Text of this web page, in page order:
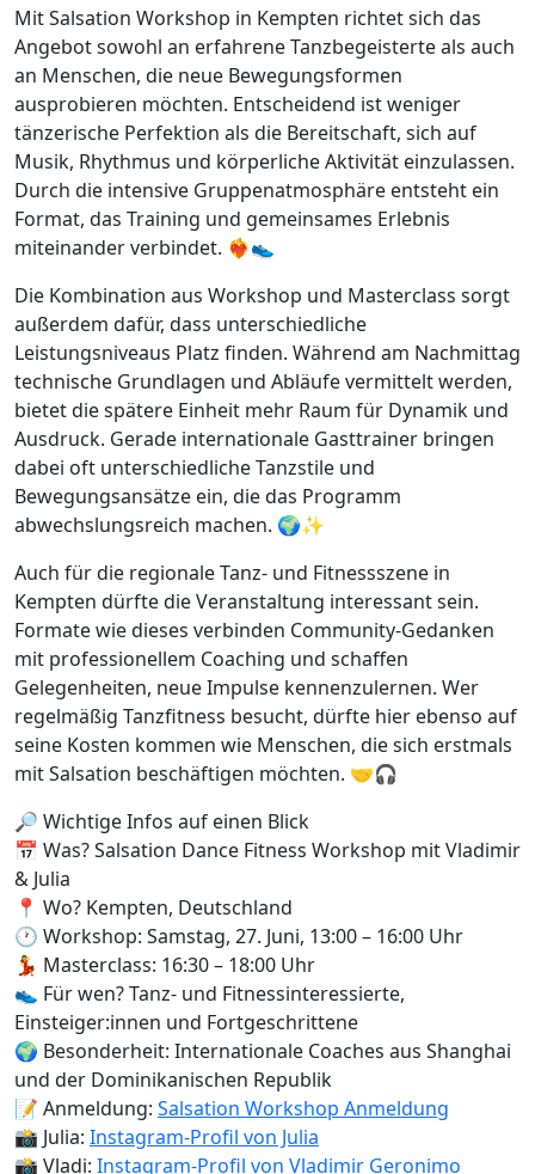
Mit Salsation Workshop in Kempten richtet sich das
Angebot sowohl an erfahrene Tanzbegeisterte als auch
an Menschen, die neue Bewegungsformen
ausprobieren möchten. Entscheidend ist weniger
tänzerische Perfektion als die Bereitschaft, sich auf
Musik, Rhythmus und körperliche Aktivität einzulassen.
Durch die intensive Gruppenatmosphäre entsteht ein
Format, das Training und gemeinsames Erlebnis
miteinander verbindet. ❤️‍🔥👟
Die Kombination aus Workshop und Masterclass sorgt
außerdem dafür, dass unterschiedliche
Leistungsniveaus Platz finden. Während am Nachmittag
technische Grundlagen und Abläufe vermittelt werden,
bietet die spätere Einheit mehr Raum für Dynamik und
Ausdruck. Gerade internationale Gasttrainer bringen
dabei oft unterschiedliche Tanzstile und
Bewegungsansätze ein, die das Programm
abwechslungsreich machen. 🌍✨
Auch für die regionale Tanz- und Fitnessszene in
Kempten dürfte die Veranstaltung interessant sein.
Formate wie dieses verbinden Community-Gedanken
mit professionellem Coaching und schaffen
Gelegenheiten, neue Impulse kennenzulernen. Wer
regelmäßig Tanzfitness besucht, dürfte hier ebenso auf
seine Kosten kommen wie Menschen, die sich erstmals
mit Salsation beschäftigen möchten. 🤝🎧
🔎 Wichtige Infos auf einen Blick
📅 Was? Salsation Dance Fitness Workshop mit Vladimir
& Julia
📍 Wo? Kempten, Deutschland
🕐 Workshop: Samstag, 27. Juni, 13:00 – 16:00 Uhr
💃 Masterclass: 16:30 – 18:00 Uhr
👟 Für wen? Tanz- und Fitnessinteressierte,
Einsteiger:innen und Fortgeschrittene
🌍 Besonderheit: Internationale Coaches aus Shanghai
und der Dominikanischen Republik
📝 Anmeldung: Salsation Workshop Anmeldung
📸 Julia: Instagram-Profil von Julia
📸 Vladi: Instagram-Profil von Vladimir Geronimo